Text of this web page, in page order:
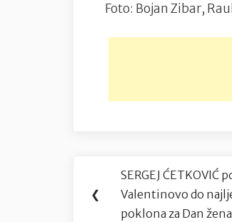
Foto: Bojan Zibar,
Navigacija
objava
❮
Previous
Post:
SERGEJ ĆETKOVIĆ
Valentinovo do
poklona za Dan žena